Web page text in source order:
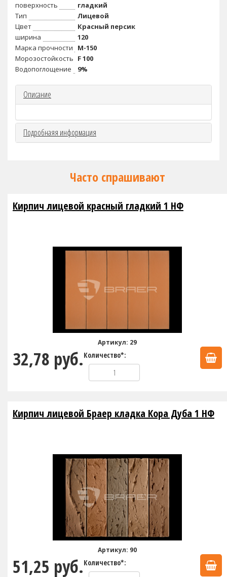
поверхность
гладкий
Тип
Лицевой
Цвет
Красный персик
ширина
120
Марка прочности
М-150
Морозостойкость F 100
Водопоглощение
9%
Описание
Подробнаяя информация
Часто спрашивают
Кирпич лицевой красный гладкий 1 НФ
Артикул: 29
32,78 руб.Количество*:
Кирпич лицевой Браер кладка Кора Дуба 1 НФ
Артикул: 90
51,25 руб.Количество*: